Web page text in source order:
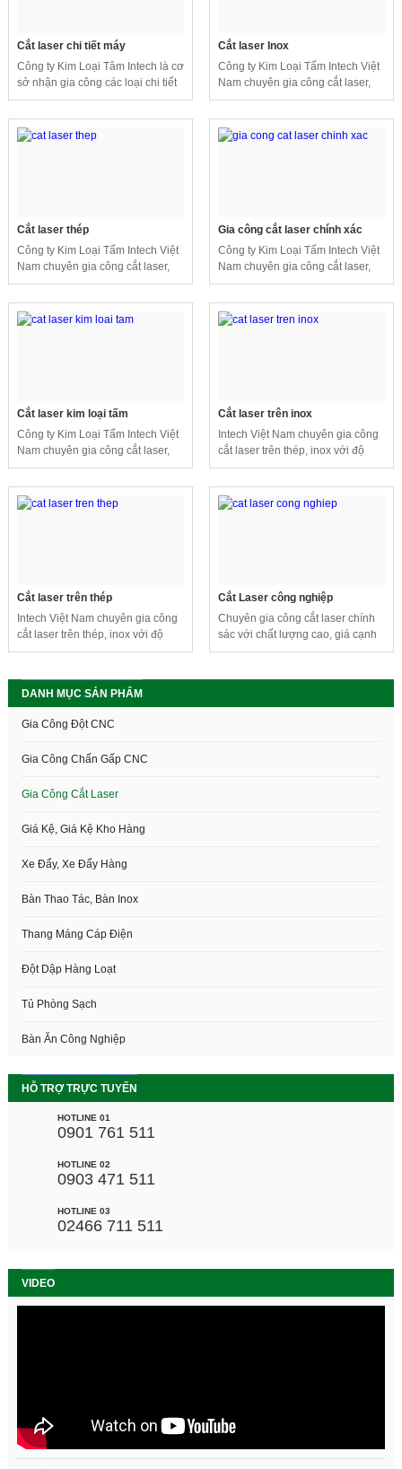
Cắt laser chi tiết máy
Công ty Kim Loại Tâm Intech là cơ
sở nhận gia công các loại chi tiết
máy theo yêu cầu thiết kế của
giá thành cạnh tranh.
Cắt laser Inox
Công ty Kim Loại Tấm Intech Việt
Nam chuyên gia công cắt laser,
gia công kim loại tấm,... với độ
sử dụng của khách hàng.
Cắt laser thép
Công ty Kim Loại Tấm Intech Việt
Nam chuyên gia công cắt laser,
gia công kim loại tấm,... với độ
sử dụng của khách hàng.
Gia công cắt laser chính xác
Công ty Kim Loại Tấm Intech Việt
Nam chuyên gia công cắt laser,
gia công kim loại tấm,,... với độ
kim loại giúp tiết kiệm thời gian
Cắt laser kim loại tấm
Công ty Kim Loại Tấm Intech Việt
Nam chuyên gia công cắt laser,
gia công kim loại tấm,,... với độ
kim loại giúp tiết kiệm thời gian
Cắt laser trên inox
Intech Việt Nam chuyên gia công
cắt laser trên thép, inox với độ
chính xác cao luôn đảm bảo yêu
Cắt laser trên thép
Intech Việt Nam chuyên gia công
cắt laser trên thép, inox với độ
chính xác cao luôn đảm bảo yêu
Cắt Laser công nghiệp
Chuyên gia công cắt laser chính
sác với chất lượng cao, giá cạnh
tranh và giao hàng nhanh.Gia
như: Sắt- thép , Inox , Mica, Ván-
DANH MỤC SẢN PHẨM
Gia Công Đột CNC
Gia Công Chấn Gấp CNC
Gia Công Cắt Laser
Giá Kệ, Giá Kệ Kho Hàng
Xe Đẩy, Xe Đẩy Hàng
Bàn Thao Tác, Bàn Inox
Thang Máng Cáp Điện
Đột Dập Hàng Loạt
Tủ Phòng Sạch
Bàn Ăn Công Nghiệp
HỖ TRỢ TRỰC TUYẾN
HOTLINE 01
0901 761 511
HOTLINE 02
0903 471 511
HOTLINE 03
02466 711 511
VIDEO